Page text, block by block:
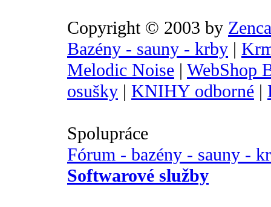
Copyright © 2003 by
Bazény - sauny - krby |
Melodic Noise | WebShop
osušky | KNIHY odborné |
Spolupráce
Fórum - bazény - sauny -
Softwarové služby